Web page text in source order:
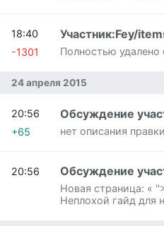
Участник:Fey/
Полностью
18:40
-1301
24 апреля 2015
Обсуждение
нет описания правки
20:56
+65
Обсуждение
Новая страница: «
Неплохой гайд для
20:56